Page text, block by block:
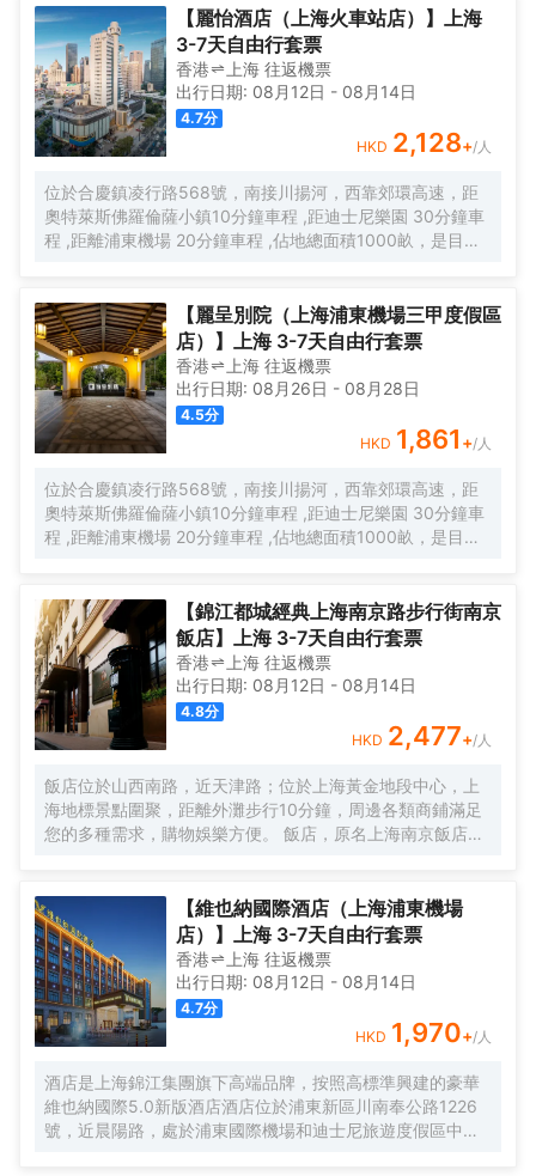
夏季帶孩子嬉水。<br><br>酒店房型多種選擇，有雙床loft，雙床
1.8米、雙床1.5米、兒童親子房、兒童樂高房、兒童滑梯房、公主
房、主題房。更適合家庭出遊迪士尼，<br>温馨提示如續加被子
50/條，初心莫舍酒店期待您的光臨。<br>
據房型提供免費自助餐份數，種類豐富。<br><br>酒店為方便遊客
購買迪士尼禮品或者玩偶，特提供迪士尼世界商品部分商品，假一
賠十。<br><br>酒店內有室外游泳池，分兒童和成人游泳池，適合
夏季帶孩子嬉水。<br><br>酒店房型多種選擇，有雙床loft，雙床
1.8米、雙床1.5米、兒童親子房、兒童樂高房、兒童滑梯房、公主
房、主題房。更適合家庭出遊迪士尼，<br>温馨提示如續加被子
50/條，初心莫舍酒店期待您的光臨。<br>
【麗怡酒店（上海火車站店）】上海
3-7天自由行套票
香港 上海 往返機票
出行日期: 08月12日 - 08月14日
4.7分
HKD 2,128+/人
位於合慶鎮凌行路568號，南接川揚河，西靠郊環高速，距
奧特萊斯佛羅倫薩小鎮10分鐘車程 ,距迪士尼樂園 30分鐘車
程 ,距離浦東機場 20分鐘車程 ,佔地總面積1000畝，是目前
培訓於一體的綜合度假景區。 酒店整體以蘇式園林為主調，
精緻、古樸的四合院酒店 古色古香、花草蘢葱、鳥語花香 配
以現代化的設施以及標準化、人性化的服務。
【麗呈別院（上海浦東機場三甲度假區
店）】上海 3-7天自由行套票
香港 上海 往返機票
出行日期: 08月26日 - 08月28日
4.5分
HKD 1,861 +/人
位於合慶鎮凌行路568號，南接川揚河，西靠郊環高速，距
奧特萊斯佛羅倫薩小鎮10分鐘車程 ,距迪士尼樂園 30分鐘車
程 ,距離浦東機場 20分鐘車程 ,佔地總面積1000畝，是目前
培訓於一體的綜合度假景區。 酒店整體以蘇式園林為主調，
精緻、古樸的四合院酒店 古色古香、花草蘢葱、鳥語花香 配
以現代化的設施以及標準化、人性化的服務。
【錦江都城經典上海南京路步行街南京
飯店】上海 3-7天自由行套票
香港 上海 往返機票
出行日期: 08月12日 - 08月14日
4.8分
HKD 2,477+/人
飯店位於山西南路，近天津路；位於上海黃金地段中心，上
海地標景點圍聚，距離外灘步行10分鐘，周邊各類商鋪滿足
您的多種需求，購物娛樂方便。 飯店，原名上海南京飯店。
上海文壇人士聚會的場所，文壇巨匠巴金、魯迅等都曾和南
京飯店結下不解之緣，是巴金早期宴請賓客及重大宴請之
地。 飯店配有無線WIFI、中西式自助餐廳、大堂吧、會議
室，自助餐廳提供營養、豐富、藝術的自助早餐，多種選擇
的午晚餐，每日下午2點至4點提供“社交時光”供您享用飲
料、小食，飯店是您旅遊、商務的上佳選擇。
【維也納國際酒店（上海浦東機場
店）】上海 3-7天自由行套票
香港 上海 往返機票
出行日期: 08月12日 - 08月14日
4.7分
HKD 1,970+/人
酒店是上海錦江集團旗下高端品牌，按照高標準興建的豪華
維也納國際5.0新版酒店酒店位於浦東新區川南奉公路1226
號，近晨陽路，處於浦東國際機場和迪士尼旅遊度假區中間